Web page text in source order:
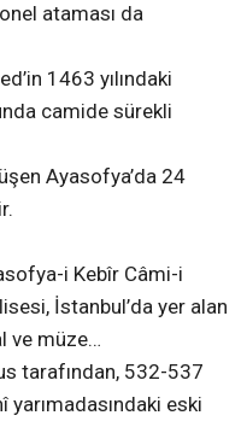
ataması da
1463 yılındaki
camide sürekli
Ayasofya’da 24
i Kebîr Câmi-i
İstanbul’da yer alan
ve müze…
tarafından, 532-537
yarımadasındaki eski